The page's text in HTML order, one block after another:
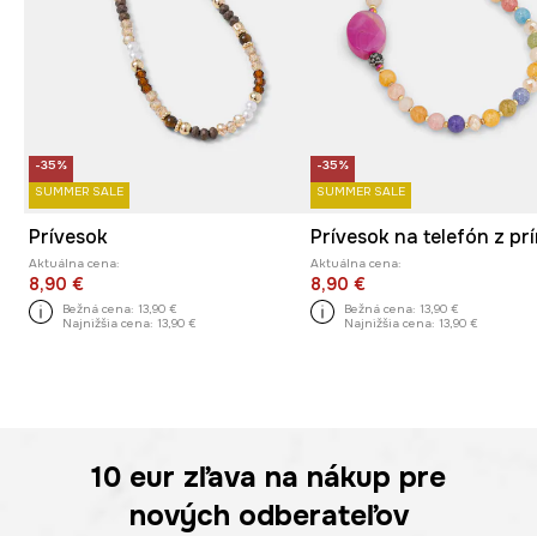
-35%
SUMMER SALE
Prívesok
Aktuálna cena:
8,90 €
Bežná cena: 13,90 €
Najnižšia cena: 13,90 €
-35%
SUMMER SALE
Aktuálna cena:
8,90 €
Bežná cena: 13,90 €
Najnižšia cena: 13,90 €
10 eur zľava na nákup pre
nových odberateľov